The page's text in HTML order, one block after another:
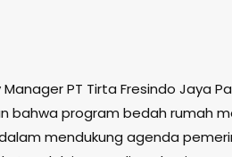
PT Tirta Fresindo Jaya
bahwa program bedah rumah
mendukung agenda